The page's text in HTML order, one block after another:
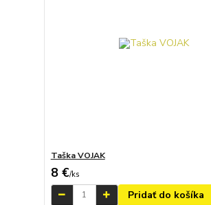
Taška VOJAK
8 €/ks
Pridať do košíka